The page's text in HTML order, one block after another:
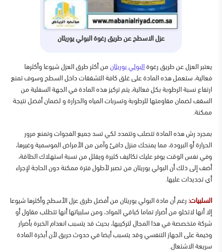
عزل الاسطح عن طريق رغوة البولي يوريثان
يعتبر العزل عن طريق رغوةالبولي يوريثانمن أكثر طرق العزل شيوعا وأكثرها
فعالية، ستعمل هذه المادة على غلق كافة التشققات داخل السطح وسوف تمنع
ارتفاع نسبة الرطوبة بكل فعالية، يتم تركيز هذه المادة في الجهة السفلية من
السقف لضمان مقاومتها للرطوبة وتسربات المياه والحرارة و لضمان أفضل نتيجة
ممكنة.
بمجرد رش هذه المادة تتصلب وتتمدد لكي تسد جميع الفجوات وتمنع مرور
الحرارة أو البرودة، مما يمنحك منزل دافئ وآمن من الأمراض الموسمية وغيرها،
وفي نفس الوقت يوفر عليك تكاليف كثيرة ويقلل من نسبة استهلاك الطاقة،
أضف إلى ذلك أن البولي يوريثان من تصبر لأطول فترة ممكنة دون الحاجة لإجراء
أي تجديدات عليها.
السلبيات: رغم أن مادة البولي يوريثان من أفضل طرق عزل الأسطح وأكثرها شيوعا
إلا أنها لاتخلو من أضرار تماما كباقي المواد، ومن سلبياتها أنها تتطلب مقاول أو
شركة متخصصة في هذا المجال لتركيبها، بحيث قد يتسبب انعدام الخبرة بأضرار
وخيمة على الجهاز التنفسي وقد يتسبب أيضا في حدوث حريق لأن أبخرة المادة
سريعة الاشتعال.